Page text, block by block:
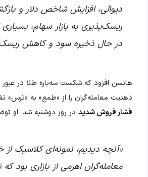
دیوالی، افزایش شاخص دلار و
ریسک‌پذیری به بازار سهام، بسیاری
در حال ذخیره سود و کاهش
هانسن افزود که شکست سه‌باره طلا در
ذهنیت معامله‌گران را از «طمع» به «ترس»
فشار فروش شدید در روز دوشنبه شد. او
«آنچه دیدیم، نمونه‌ای کلاسیک از
معامله‌گران اهرمی از بازاری بود